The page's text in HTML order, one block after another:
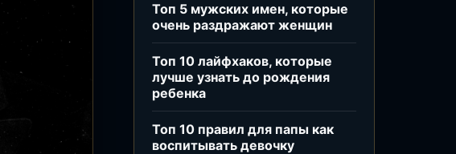
Топ 5 мужских имен, которые
очень раздражают женщин
Топ 10 лайфхаков, которые
лучше узнать до рождения
ребенка
Топ 10 правил для папы как
воспитывать девочку